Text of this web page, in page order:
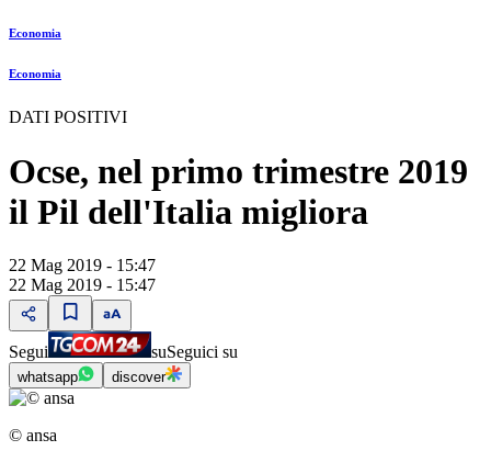
Economia
Economia
DATI POSITIVI
Ocse, nel primo trimestre 2019
il Pil dell'Italia migliora
22 Mag 2019 - 15:47
22 Mag 2019 - 15:47
Segui suSeguici su
whatsapp discover
© ansa